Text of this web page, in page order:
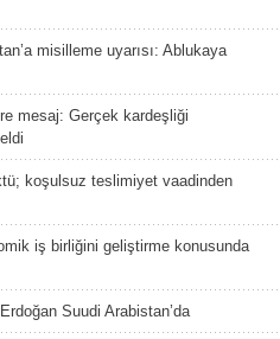
misilleme uyarısı: Ablukaya
mesaj: Gerçek kardeşliği
koşulsuz teslimiyet vaadinden
iş birliğini geliştirme konusunda
Suudi Arabistan’da